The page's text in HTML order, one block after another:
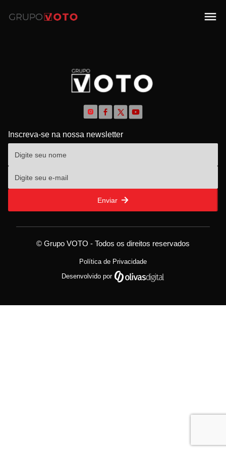
Inscreva-se na nossa newsletter
Enviar
© Grupo VOTO - Todos os direitos reservados
Política de Privacidade
Desenvolvido por